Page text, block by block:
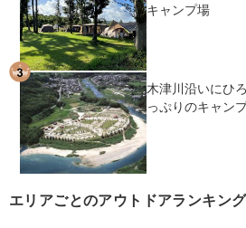
キャンプ場
木津川沿いにひ
っぷりのキャン
エリアごとのアウトドアランキン